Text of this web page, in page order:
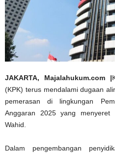
JAKARTA, Majalahukum.com |
(KPK) terus mendalami dugaan
pemerasan di lingkungan
Anggaran 2025 yang menyeret
Wahid.
Dalam pengembangan